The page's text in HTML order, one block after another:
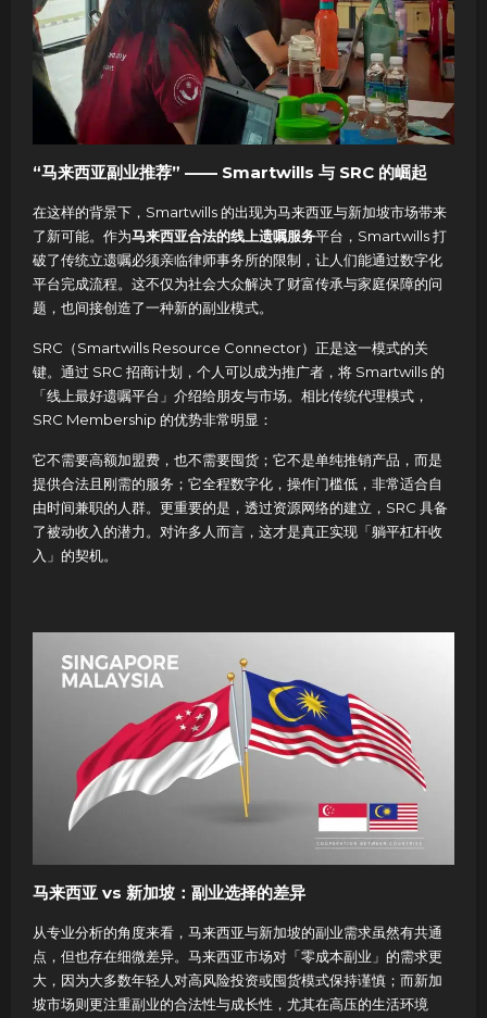
“马来西亚副业推荐” —— Smartwills 与 SRC 的崛起
在这样的背景下，Smartwills 的出现为马来西亚与新加坡市场带来
了新可能。作为马来西亚合法的线上遗嘱服务平台，Smartwills 打
破了传统立遗嘱必须亲临律师事务所的限制，让人们能通过数字化
平台完成流程。这不仅为社会大众解决了财富传承与家庭保障的问
题，也间接创造了一种新的副业模式。
SRC（Smartwills Resource Connector）正是这一模式的关
键。通过 SRC 招商计划，个人可以成为推广者，将 Smartwills 的
「线上最好遗嘱平台」介绍给朋友与市场。相比传统代理模式，
SRC Membership 的优势非常明显：
它不需要高额加盟费，也不需要囤货；它不是单纯推销产品，而是
提供合法且刚需的服务；它全程数字化，操作门槛低，非常适合自
由时间兼职的人群。更重要的是，透过资源网络的建立，SRC 具备
了被动收入的潜力。对许多人而言，这才是真正实现「躺平杠杆收
入」的契机。
马来西亚 vs 新加坡：副业选择的差异
从专业分析的角度来看，马来西亚与新加坡的副业需求虽然有共通
点，但也存在细微差异。马来西亚市场对「零成本副业」的需求更
大，因为大多数年轻人对高风险投资或囤货模式保持谨慎；而新加
坡市场则更注重副业的合法性与成长性，尤其在高压的生活环境